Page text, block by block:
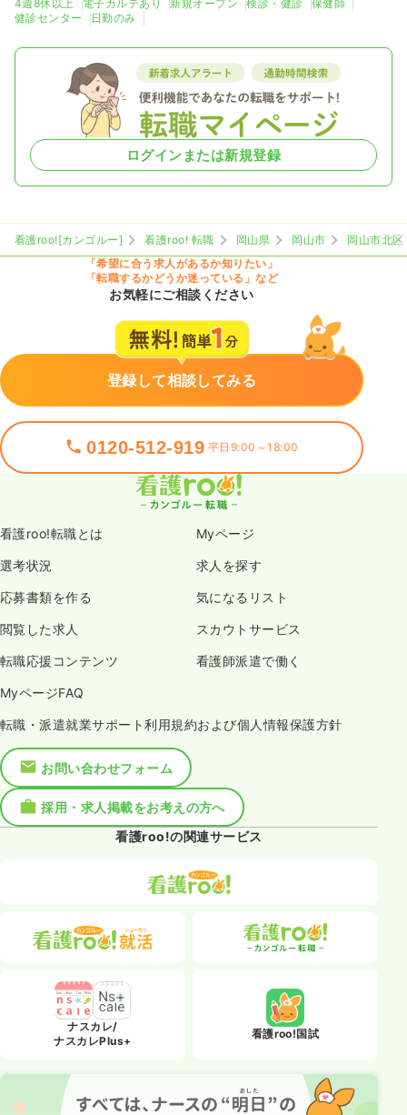
4週8休以上 電子カルテあり 新規オープン 検診・健診
保健師
健診センター
日勤のみ
ログインまたは新規登録
看護roo![カンゴルー] 看護roo! 転職 岡山県 岡山市
岡山市北区
「希望に合う求人があるか知りたい」
「転職するかどうか迷っている」など
お気軽にご相談ください
登録して相談してみる
0120-512-919 平日9:00～18:00
看護roo!転職とは Myページ
選考状況 求人を探す
応募書類を作る 気になるリスト
閲覧した求人 スカウトサービス
転職応援コンテンツ 看護師派遣で働く
MyページFAQ
転職・派遣就業サポート利用規約および個人情報保護方針
お問い合わせフォーム
採用・求人掲載をお考えの方へ
看護roo!の関連サービス
ナスカレ/
ナスカレPlus+
看護roo!国試